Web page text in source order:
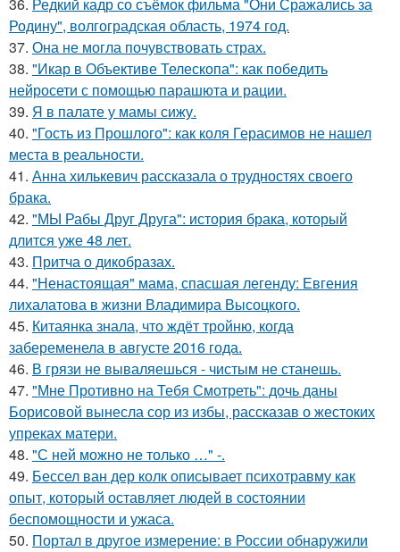
36. Редкий кадр со съёмок фильма "Они Сражались за
Родину", волгоградская область, 1974 год.
37. Она не могла почувствовать страх.
38. "Икар в Объективе Телескопа": как победить
нейросети с помощью парашюта и рации.
39. Я в палате у мамы сижу.
40. "Гость из Прошлого": как коля Герасимов не нашел
места в реальности.
41. Анна хилькевич рассказала о трудностях своего
брака.
42. "МЫ Рабы Друг Друга": история брака, который
длится уже 48 лет.
43. Притча о дикобразах.
44. "Ненастоящая" мама, спасшая легенду: Евгения
лихалатова в жизни Владимира Высоцкого.
45. Китаянка знала, что ждёт тройню, когда
забеременела в августе 2016 года.
46. В грязи не вываляешься - чистым не станешь.
47. "Мне Противно на Тебя Смотреть": дочь даны
Борисовой вынесла сор из избы, рассказав о жестоких
упреках матери.
48. "С ней можно не только …" -.
49. Бессел ван дер колк описывает психотравму как
опыт, который оставляет людей в состоянии
беспомощности и ужаса.
50. Портал в другое измерение: в России обнаружили